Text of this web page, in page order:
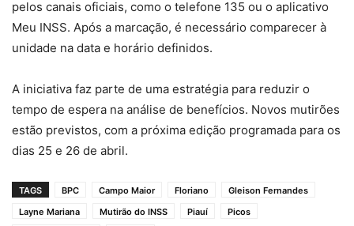
pelos canais oficiais, como o telefone 135 ou o aplicativo
Meu INSS. Após a marcação, é necessário comparecer à
unidade na data e horário definidos.
A iniciativa faz parte de uma estratégia para reduzir o
tempo de espera na análise de benefícios. Novos mutirões
estão previstos, com a próxima edição programada para os
dias 25 e 26 de abril.
TAGS BPC Campo Maior Floriano
Gleison Fernandes
Layne Mariana
Mutirão do INSS Piauí
Picos